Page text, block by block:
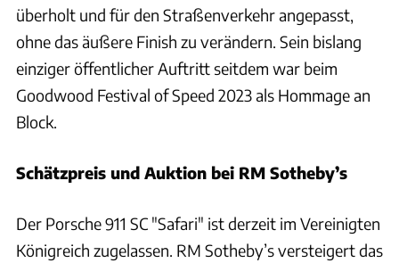
überholt und für den Straßenverkehr angepasst,
ohne das äußere Finish zu verändern. Sein bislang
einziger öffentlicher Auftritt seitdem war beim
Goodwood Festival of Speed 2023 als Hommage an
Block.
Schätzpreis und Auktion bei RM Sotheby’s
Der Porsche 911 SC "Safari" ist derzeit im Vereinigten
Königreich zugelassen. RM Sotheby’s versteigert das